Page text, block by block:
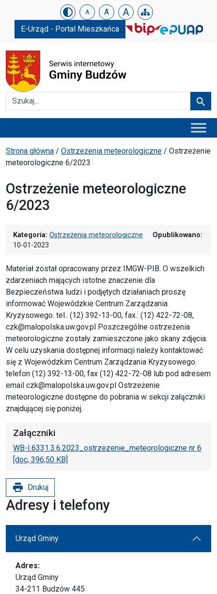
Urząd Gminy w Budzowie
Skip menu A A A
E-Urząd - Portal Mieszkańca
Szukaj
Ścieżka powrotu
Strona główna / Ostrzeżenia meteorologiczne / Ostrzeżenie
meteorologiczne 6/2023
Ostrzeżenie meteorologiczne
6/2023
Kategoria: Ostrzeżenia meteorologiczne
Opublikowano:
10-01-2023
Materiał został opracowany przez IMGW-PIB. O wszelkich
zdarzeniach mających istotne znaczenie dla
Bezpieczeństwa ludzi i podjętych działaniach proszę
informować Wojewódzkie Centrum Zarządzania
Kryzysowego. tel.: (12) 392-13-00, fax.: (12) 422-72-08,
czk@malopolska.uw.gov.pl Poszczególne ostrzeżenia
meteorologiczne zostały zamieszczone jako skany zdjęcia.
W celu uzyskania dostępnej informacji należy kontaktować
się z Wojewódzkim Centrum Zarządzania Kryzysowego.
telefon (12) 392-13-00, fax (12) 422-72-08 lub pod adresem
email czk@malopolska.uw.gov.pl Ostrzeżenie
meteorologiczne dostępne do pobrania w sekcji załączniki
znajdującej się poniżej.
Załączniki
WB-I.6331.3.6.2023_ostrzezenie_meteorologiczne nr 6
[doc, 396,50 KB]
print Drukuj
Adresy i telefony
Urząd Gminy
Adres:
Urząd Gminy
34-211 Budzów 445